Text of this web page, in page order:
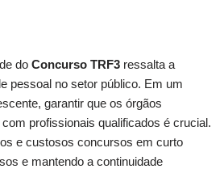
do Concurso TRF3 ressalta a
pessoal no setor público. Em um
garantir que os órgãos
profissionais qualificados é crucial.
e custosos concursos em curto
e mantendo a continuidade